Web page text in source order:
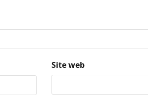
Site web